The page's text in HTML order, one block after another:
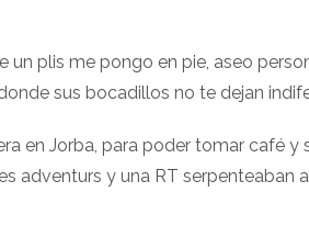
plis me pongo en pie, aseo
sus bocadillos no te dejan
en Jorba, para poder tomar café y
adventurs y una RT serpenteaban